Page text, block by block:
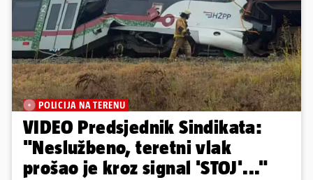
POLICIJA NA TERENU
VIDEO Predsjednik Sindikata:
"Neslužbeno, teretni vlak
prošao je kroz signal 'STOJ'..."